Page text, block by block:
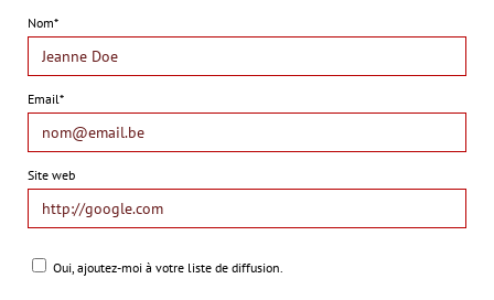
Nom*
Email*
Site web
Oui, ajoutez-moi à votre liste de diffusion.